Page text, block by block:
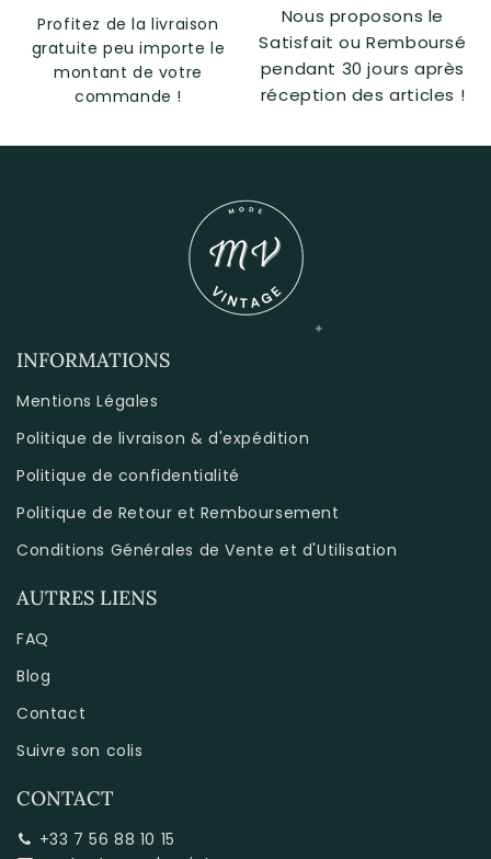
Profitez de la livraison
gratuite peu importe le
montant de votre
commande !
Nous proposons le
Satisfait ou Remboursé
pendant 30 jours après
réception des articles !
INFORMATIONS
Mentions Légales
Politique de livraison & d'expédition
Politique de confidentialité
Politique de Retour et Remboursement
Conditions Générales de Vente et d'Utilisation
AUTRES LIENS
FAQ
Blog
Contact
Suivre son colis
CONTACT
+33 7 56 88 10 15